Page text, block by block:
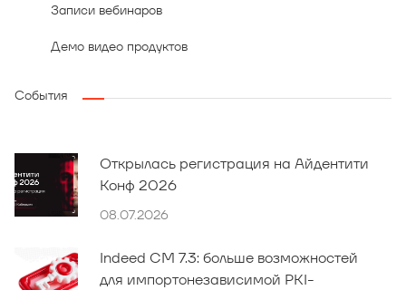
Записи вебинаров
Демо видео продуктов
События
Открылась регистрация на Айдентити
Конф 2026
08.07.2026
Indeed CM 7.3: больше возможностей
для импортонезависимой PKI-